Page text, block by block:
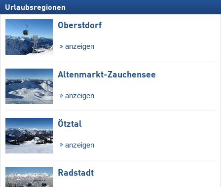
Urlaubsregionen
Oberstdorf
anzeigen
Altenmarkt-Zauchensee
anzeigen
Ötztal
anzeigen
Radstadt